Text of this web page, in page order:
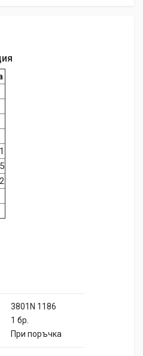
3801N 1186
1 бр.
При поръчка